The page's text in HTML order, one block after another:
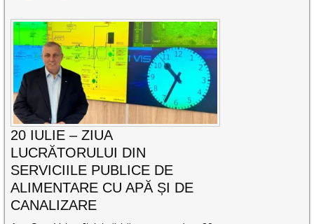
20 IULIE – ZIUA
LUCRĂTORULUI DIN
SERVICIILE PUBLICE DE
ALIMENTARE CU APĂ ȘI DE
CANALIZARE